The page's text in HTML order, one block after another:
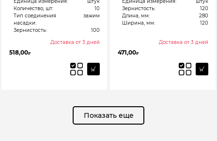
Количество, шт:
10
Тип соединения
насадки:
зажим
Зернистость:
100
Доставка от 3 дней
518,00₽
Зернистость:
120
Длина, мм:
280
Ширина, мм:
120
Доставка от 3 дней
471,00₽
Показать еще